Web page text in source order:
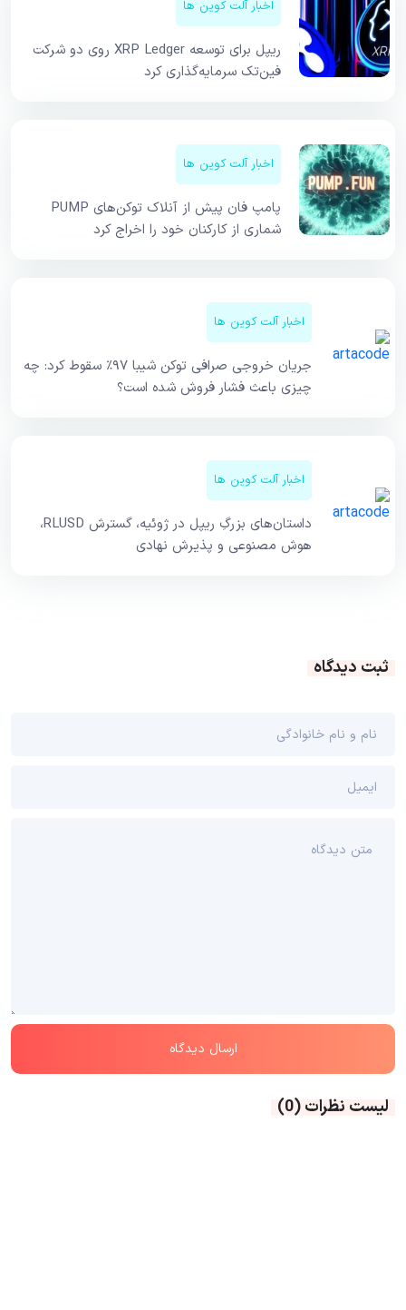
اخبار آلت کوین ها
ریپل برای توسعه XRP Ledger روی دو شرکت
فین‌تک سرمایه‌گذاری کرد
اخبار آلت کوین ها
پامپ فان پیش از آنلاک توکن‌های PUMP
شماری از کارکنان خود را اخراج کرد
اخبار آلت کوین ها
جریان خروجی صرافی توکن شیبا ۹۷٪ سقوط کرد: چه
چیزی باعث فشار فروش شده است؟
اخبار آلت کوین ها
داستان‌های بزرگِ ریپل در ژوئیه، گسترش RLUSD،
هوش مصنوعی و پذیرش نهادی
ثبت دیدگاه
لیست نظرات(0)